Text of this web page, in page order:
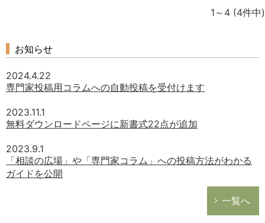
1～4 (4件中)
お知らせ
2024.4.22
専門家投稿用コラムへの自動投稿を受付けます
2023.11.1
無料ダウンロードページに新書式22点が追加
2023.9.1
「相談の広場」や「専門家コラム」への投稿方法がわかる
ガイドを公開
一覧へ